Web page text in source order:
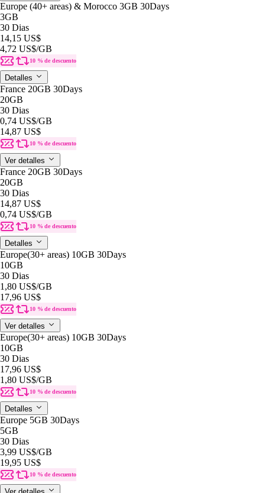
Europe (40+ areas) & Morocco 3GB 30Days
3GB
30 Dias
14,15 US$
4,72 US$/GB
10 % de descuento
Detalles
France 20GB 30Days
20GB
30 Dias
0,74 US$/GB
14,87 US$
10 % de descuento
Ver detalles
France 20GB 30Days
20GB
30 Dias
14,87 US$
0,74 US$/GB
10 % de descuento
Detalles
Europe(30+ areas) 10GB 30Days
10GB
30 Dias
1,80 US$/GB
17,96 US$
10 % de descuento
Ver detalles
Europe(30+ areas) 10GB 30Days
10GB
30 Dias
17,96 US$
1,80 US$/GB
10 % de descuento
Detalles
Europe 5GB 30Days
5GB
30 Dias
3,99 US$/GB
19,95 US$
10 % de descuento